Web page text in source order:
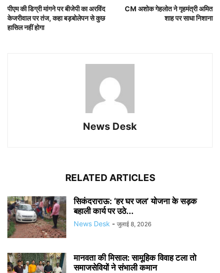
पीएम की डिग्री मांगने पर बीजेपी का अरविंद
केजरीवाल पर तंज, कहा बड़बोलेपन से कुछ
हासिल नहीं होगा
CM अशोक गेहलोत ने गृहमंत्री अमित
शाह पर साधा निशाना
News Desk
RELATED ARTICLES
सिकंदराराऊ: ‘हर घर जल’ योजना के सड़क
बहाली कार्य पर उठे...
News Desk - जुलाई 8, 2026
मानवता की मिसाल: सामूहिक विवाह टला तो
समाजसेवियों ने संभाली कमान